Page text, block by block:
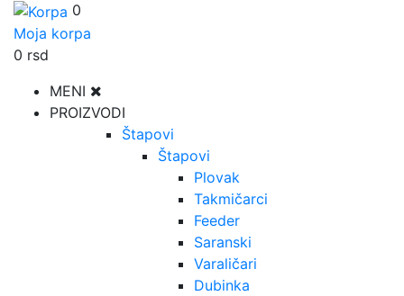
0
Moja korpa
0 rsd
MENI
PROIZVODI
Štapovi
Štapovi
Plovak
Takmičarci
Feeder
Saranski
Varaličari
Dubinka